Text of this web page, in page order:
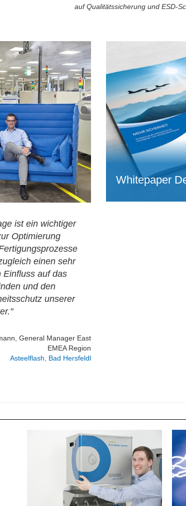
auf Qualitätssicherung und ESD-
ist ein wichtiger
Optimierung
einen sehr
Einfluss auf das
und den
unserer
General Manager East
EMEA Region
Asteelflash, Bad Hersfeldl
Whitepaper